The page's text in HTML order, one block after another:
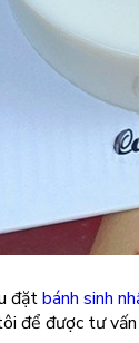
đặtbánh sinh
để được tư